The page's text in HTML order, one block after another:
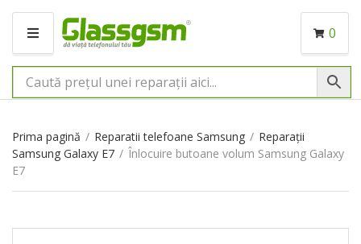
M
N
I
0
Prima pagină / Reparatii telefoane Samsung / Reparații
Samsung Galaxy E7 / Înlocuire butoane volum Samsung Galaxy
E7